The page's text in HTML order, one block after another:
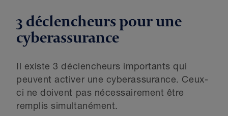
3 déclencheurs pour une
cyberassurance
Il existe 3 déclencheurs importants qui
peuvent activer une cyberassurance. Ceux-
ci ne doivent pas nécessairement être
remplis simultanément.